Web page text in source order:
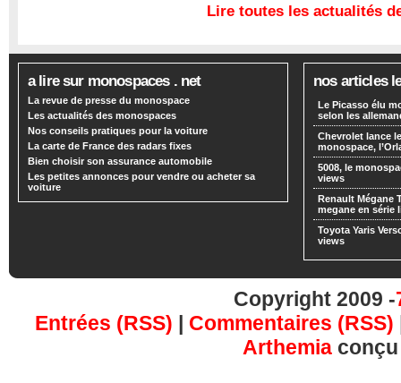
Lire toutes les actualités
a lire sur monospaces . net
La revue de presse du monospace
Les actualités des monospaces
Nos conseils pratiques pour la voiture
La carte de France des radars fixes
Bien choisir son assurance automobile
Les petites annonces pour vendre ou acheter sa
voiture
nos articles
Le Picasso élu
selon les
Chevrolet lance
monospace,
5008, le
views
Renault Mégane
megane en série
Toyota Yaris
views
Copyright 2009 -
Entrées (RSS) | Commentaires (RSS)
Arthemia